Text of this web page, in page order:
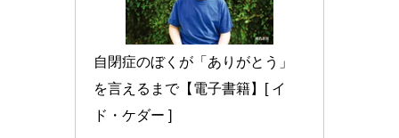
自閉症のぼくが「ありがとう」
を言えるまで【電子書籍】[ イ
ド・ケダー ]